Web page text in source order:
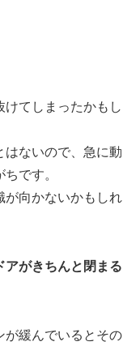
てしまったかもし
はないので、急に動
です。
が向かないかもしれ
アがきちんと閉まる
が緩んでいるとその